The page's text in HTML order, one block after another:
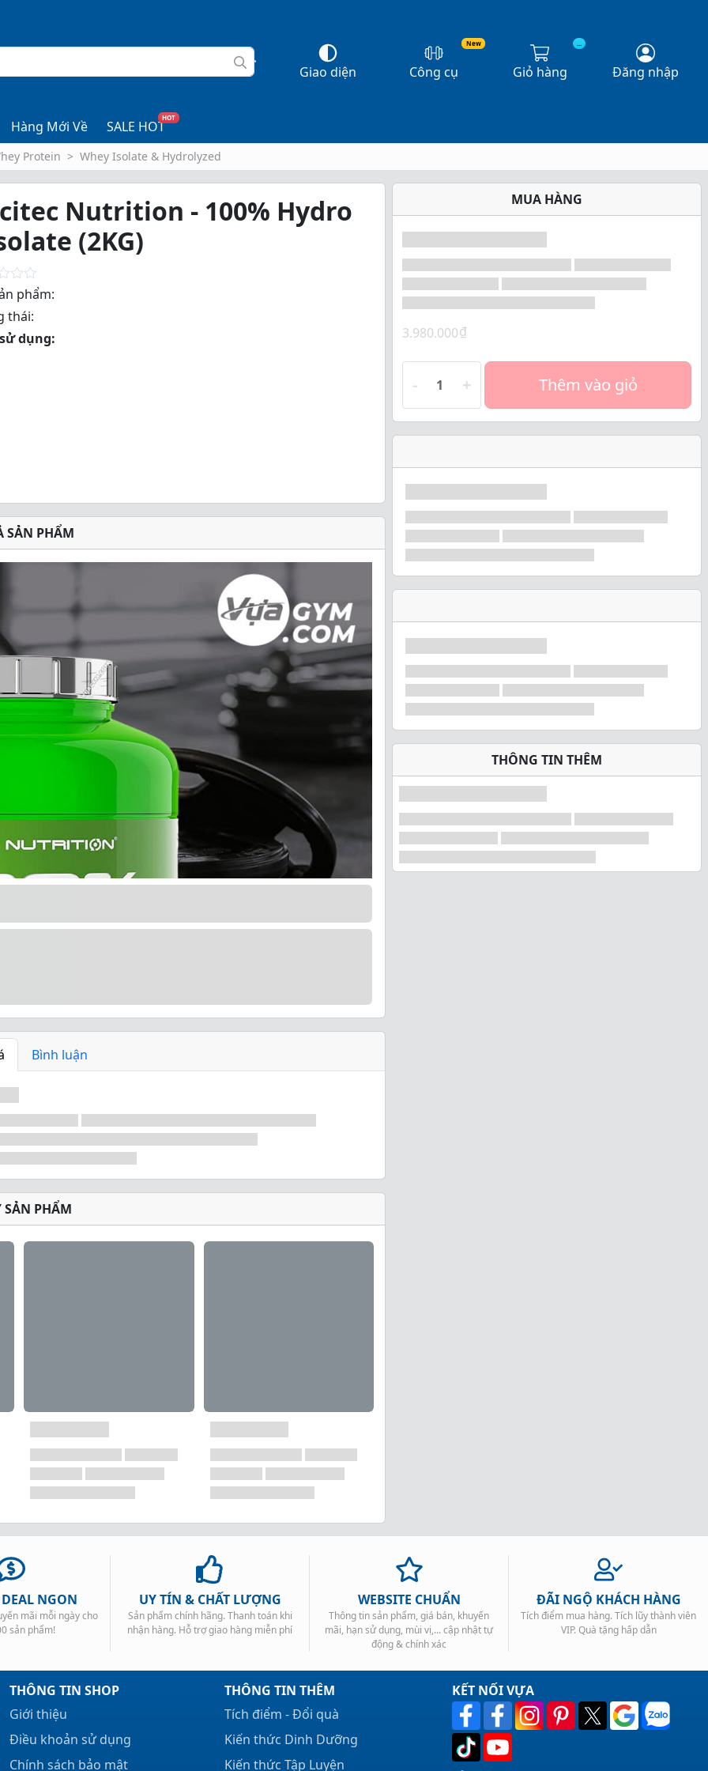
Giao diện
New
Công cụ
...
Giỏ hàng Đăng nhập
Hàng Mới Về SALE HOT
HOT
Protein Whey Isolate & Hydrolyzed
Nutrition - 100% Hydro
(2KG)
phẩm:
thái:
dụng:
MUA HÀNG
3.980.000₫
- + Thêm vào giỏ
THÔNG TIN THÊM
SẢN PHẨM
Bình luận
SẢN PHẨM
NGON
mãi mỗi ngày cho
sản phẩm!
UY TÍN & CHẤT LƯỢNG
Sản phẩm chính hãng. Thanh toán khi
nhận hàng. Hỗ trợ giao hàng miễn phí
WEBSITE CHUẨN
Thông tin sản phẩm, giá bán, khuyến
mãi, hạn sử dụng, mùi vị,... cập nhật tự
động & chính xác
ĐÃI NGỘ KHÁCH HÀNG
Tích điểm mua hàng. Tích lũy thành viên
VIP. Quà tặng hấp dẫn
THÔNG TIN SHOP
Giới thiệu
Điều khoản sử dụng
Chính sách bảo mật
THÔNG TIN THÊM
Tích điểm - Đổi quà
Kiến thức Dinh Dưỡng
Kiến thức Tập Luyện
KẾT NỐI VỰA